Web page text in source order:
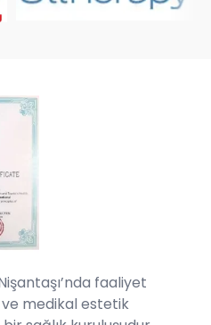
faaliyet
medikal estetik